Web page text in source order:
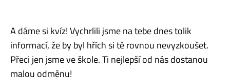
A dáme si kvíz! Vychrlili jsme na tebe dnes tolik
informací, že by byl hřích si tě rovnou nevyzkoušet.
Přeci jen jsme ve škole. Ti nejlepší od nás dostanou
malou odměnu!